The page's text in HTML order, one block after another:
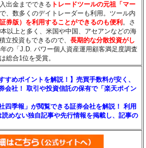
出金までできる トレードツールの元祖「マー
、数多くのデイトレーダーも利用。ツール内
券版）を利用することができるのも便利 。さ
以上と多く、米国や中国、アセアンなどの海
立投資もできるので、長期的な分散投資がし
の「J.D. パワー個人資産運用顧客満足度調査
総合1位を受賞。
めポイントを解説！】売買手数料が安く、
会社！ 取引や投資信託の保有で「楽天ポイン
四季報」が閲覧できる証券会社を解説！ 利用
めない独自記事や先行情報を掲載し、記事の